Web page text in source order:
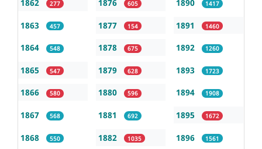
1862 277
1863 457
1864 548
1865 547
1866 580
1867 568
1868 550
1876 605
1877 154
1878 675
1879 628
1880 596
1881 692
1882 1035
1890 1417
1891 1460
1892 1260
1893 1723
1894 1908
1895 1672
1896 1561